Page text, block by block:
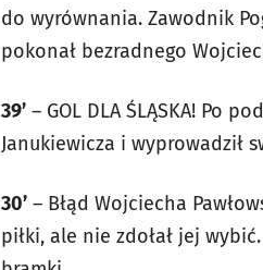
do wyrównania. Zawodnik
pokonał bezradnego
39’ – GOL DLA ŚLĄSKA! Po
Janukiewicza i wyprowadził
30’ – Błąd Wojciecha
piłki, ale nie zdołał jej